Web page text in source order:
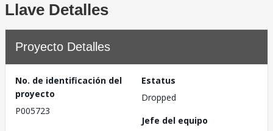
Llave Detalles
Proyecto Detalles
No. de identificación del
proyecto
P005723
Estatus
Dropped
Jefe del equipo